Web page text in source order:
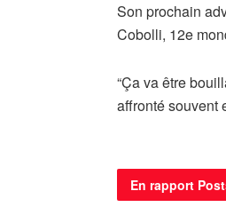
Son prochain
Cobolli, 12e
“Ça va être
affronté souvent
En rapport